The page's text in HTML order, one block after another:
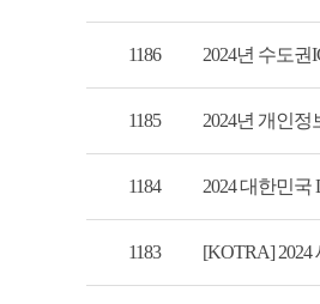
1186 2024년 수도
1185 2024년 개인
1184 2024 대한민국
1183 [KOTRA] 2024